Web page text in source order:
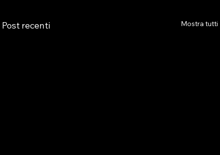
Post recenti Mostra tutti